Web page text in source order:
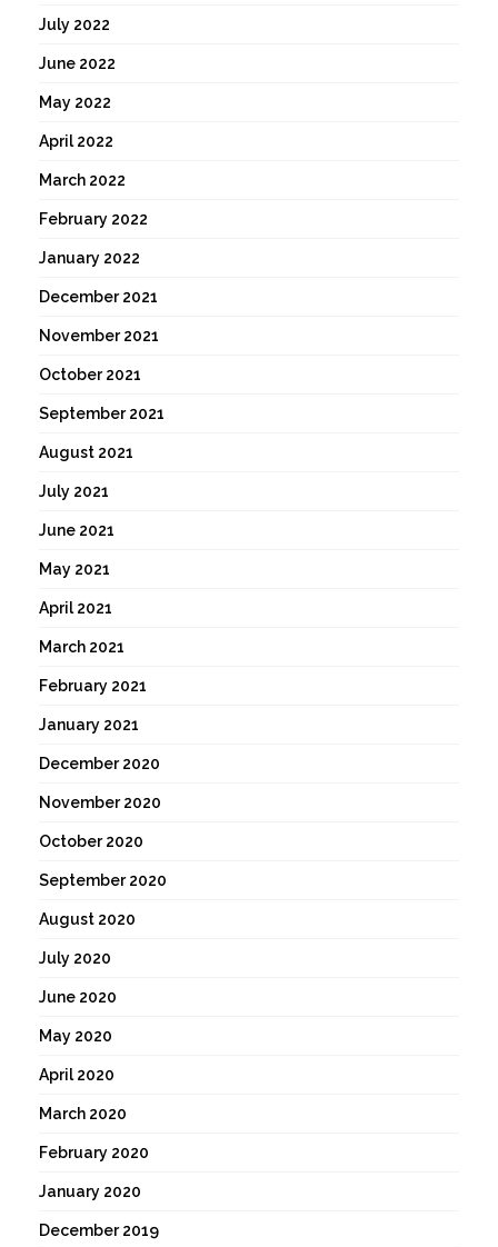
July 2022
June 2022
May 2022
April 2022
March 2022
February 2022
January 2022
December 2021
November 2021
October 2021
September 2021
August 2021
July 2021
June 2021
May 2021
April 2021
March 2021
February 2021
January 2021
December 2020
November 2020
October 2020
September 2020
August 2020
July 2020
June 2020
May 2020
April 2020
March 2020
February 2020
January 2020
December 2019